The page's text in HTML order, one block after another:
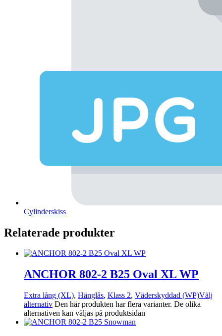
Cylinderskiss
Relaterade produkter
ANCHOR 802-2 B25 Oval XL WP
Extra lång (XL), Hänglås, Klass 2, Väderskyddad (WP)Välj
alternativ Den här produkten har flera varianter. De olika
alternativen kan väljas på produktsidan